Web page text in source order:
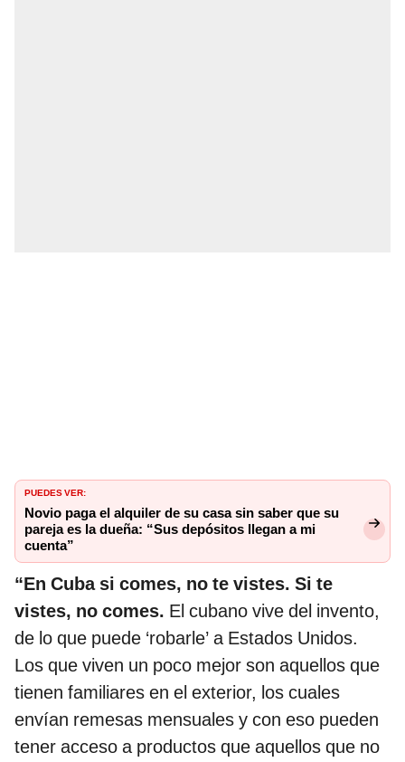
PUEDES VER:
Novio paga el alquiler de su casa sin saber que su
pareja es la dueña: “Sus depósitos llegan a mi
cuenta”
“En Cuba si comes, no te vistes. Si te
vistes, no comes. El cubano vive del invento,
de lo que puede ‘robarle’ a Estados Unidos.
Los que viven un poco mejor son aquellos que
tienen familiares en el exterior, los cuales
envían remesas mensuales y con eso pueden
tener acceso a productos que aquellos que no